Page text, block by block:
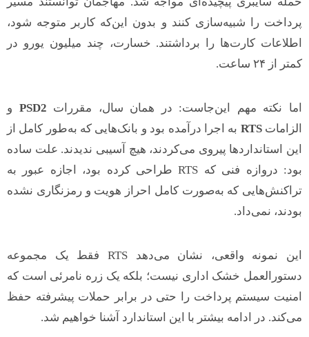
پرداخت را شبیه‌سازی کنند و بدون این‌که کاربر متوجه شود،
اطلاعات کارت‌ها را برداشتند. خسارت، چند میلیون یورو در
کمتر از ۲۴ ساعت.
اما نکته مهم این‌جاست: در همان سال، مقررات PSD2 و
الزاماتRTS به اجرا درآمده بود و بانک‌هایی که به‌طور کامل از
این استانداردها پیروی می‌کردند، هیچ آسیبی ندیدند. علت ساده
بود: دروازه فنی که RTS طراحی کرده بود، اجازه عبور به
تراکنش‌هایی که به‌صورت کامل احراز هویت و رمزنگاری نشده
بودند، نمی‌داد.
این نمونه واقعی، نشان می‌دهد RTS فقط یک مجموعه
دستورالعمل خشک اداری نیست؛ بلکه یک زره نامرئی است که
امنیت سیستم پرداخت را حتی در برابر حملات پیشرفته حفظ
می‌کند. در ادامه بیشتر با این استاندارد آشنا خواهیم شد.